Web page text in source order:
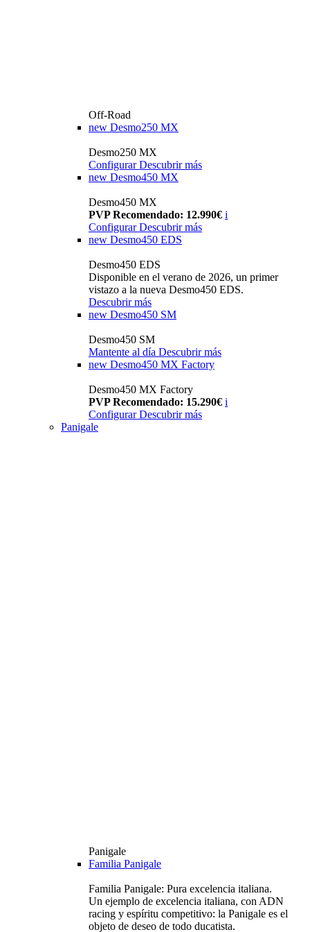
Off-Road
new Desmo250 MX
Desmo250 MX
Configurar Descubrir más
new Desmo450 MX
Desmo450 MX
PVP Recomendado: 12.990€ i
Configurar Descubrir más
new Desmo450 EDS
Desmo450 EDS
Disponible en el verano de 2026, un primer
vistazo a la nueva Desmo450 EDS.
Descubrir más
new Desmo450 SM
Desmo450 SM
Mantente al día Descubrir más
new Desmo450 MX Factory
Desmo450 MX Factory
PVP Recomendado: 15.290€ i
Configurar Descubrir más
Panigale
Panigale
Familia Panigale
Familia Panigale: Pura excelencia italiana.
Un ejemplo de excelencia italiana, con ADN
racing y espíritu competitivo: la Panigale es el
objeto de deseo de todo ducatista.